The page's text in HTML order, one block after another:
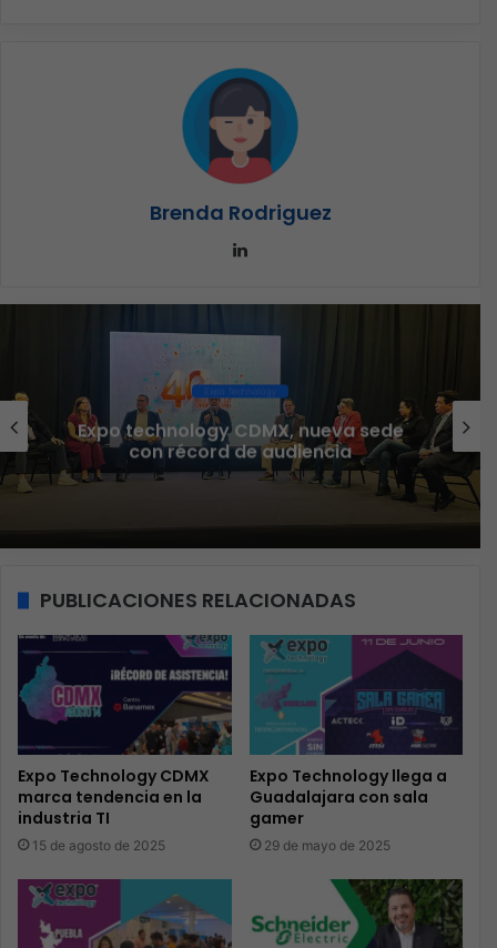
Brenda Rodriguez
Expo Technology
Expo technology CDMX, nueva sede
con récord de audiencia
PUBLICACIONES RELACIONADAS
Expo Technology CDMX
marca tendencia en la
industria TI
15 de agosto de 2025
Expo Technology llega a
Guadalajara con sala
gamer
29 de mayo de 2025